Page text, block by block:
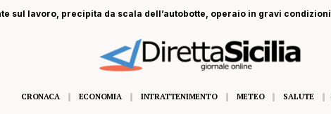
sul lavoro, precipita da scala dell’autobotte, operaio in gravi condizioni
CRONACA ECONOMIA INTRATTENIMENTO METEO SALUTE